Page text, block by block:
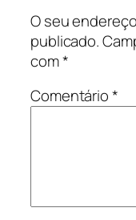
O seu
publicado.
com*
Comentário*